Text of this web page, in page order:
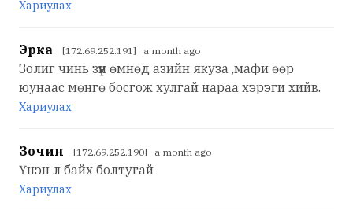
Хариулах
Эрка [172.69.252.191] a month ago
Золиг чинь зүүн өмнөд азийн якуза ,мафи өөр
юунаас мөнгө босгож хулгай нараа хэрэги хийв.
Хариулах
Зочин [172.69.252.190] a month ago
Үнэн л байх болтугай
Хариулах